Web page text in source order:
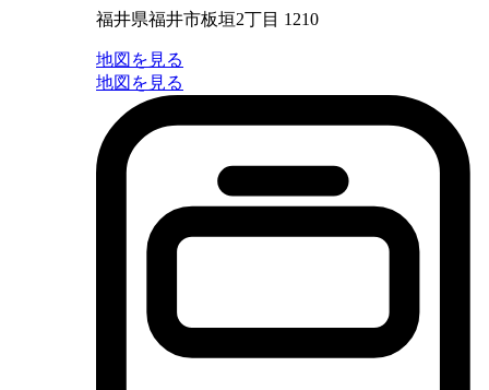
福井県福井市板垣2丁目 1210
地図を見る
地図を見る